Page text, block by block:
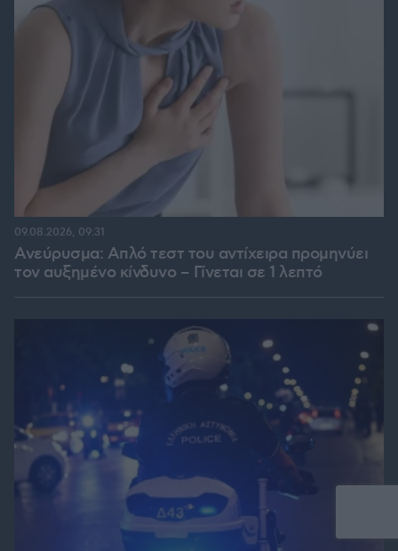
Ανεύρυσμα: Απλό τεστ του αντίχειρα προμηνύει
τον αυξημένο κίνδυνο – Γίνεται σε 1 λεπτό
09.08.2026, 09:31